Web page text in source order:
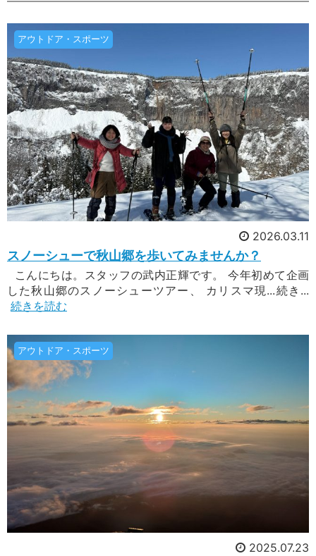
アウトドア・スポーツ
2026.03.11
スノーシューで秋山郷を歩いてみませんか？
こんにちは。スタッフの武内正輝です。 今年初めて企画
した秋山郷のスノーシューツアー、 カリスマ現...続き...
続きを読む
アウトドア・スポーツ
2025.07.23